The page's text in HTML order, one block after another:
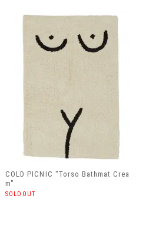
COLD PICNIC "Torso Bathmat Crea
m"
SOLDOUT